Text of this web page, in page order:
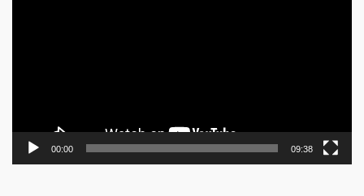
00:00 09:38